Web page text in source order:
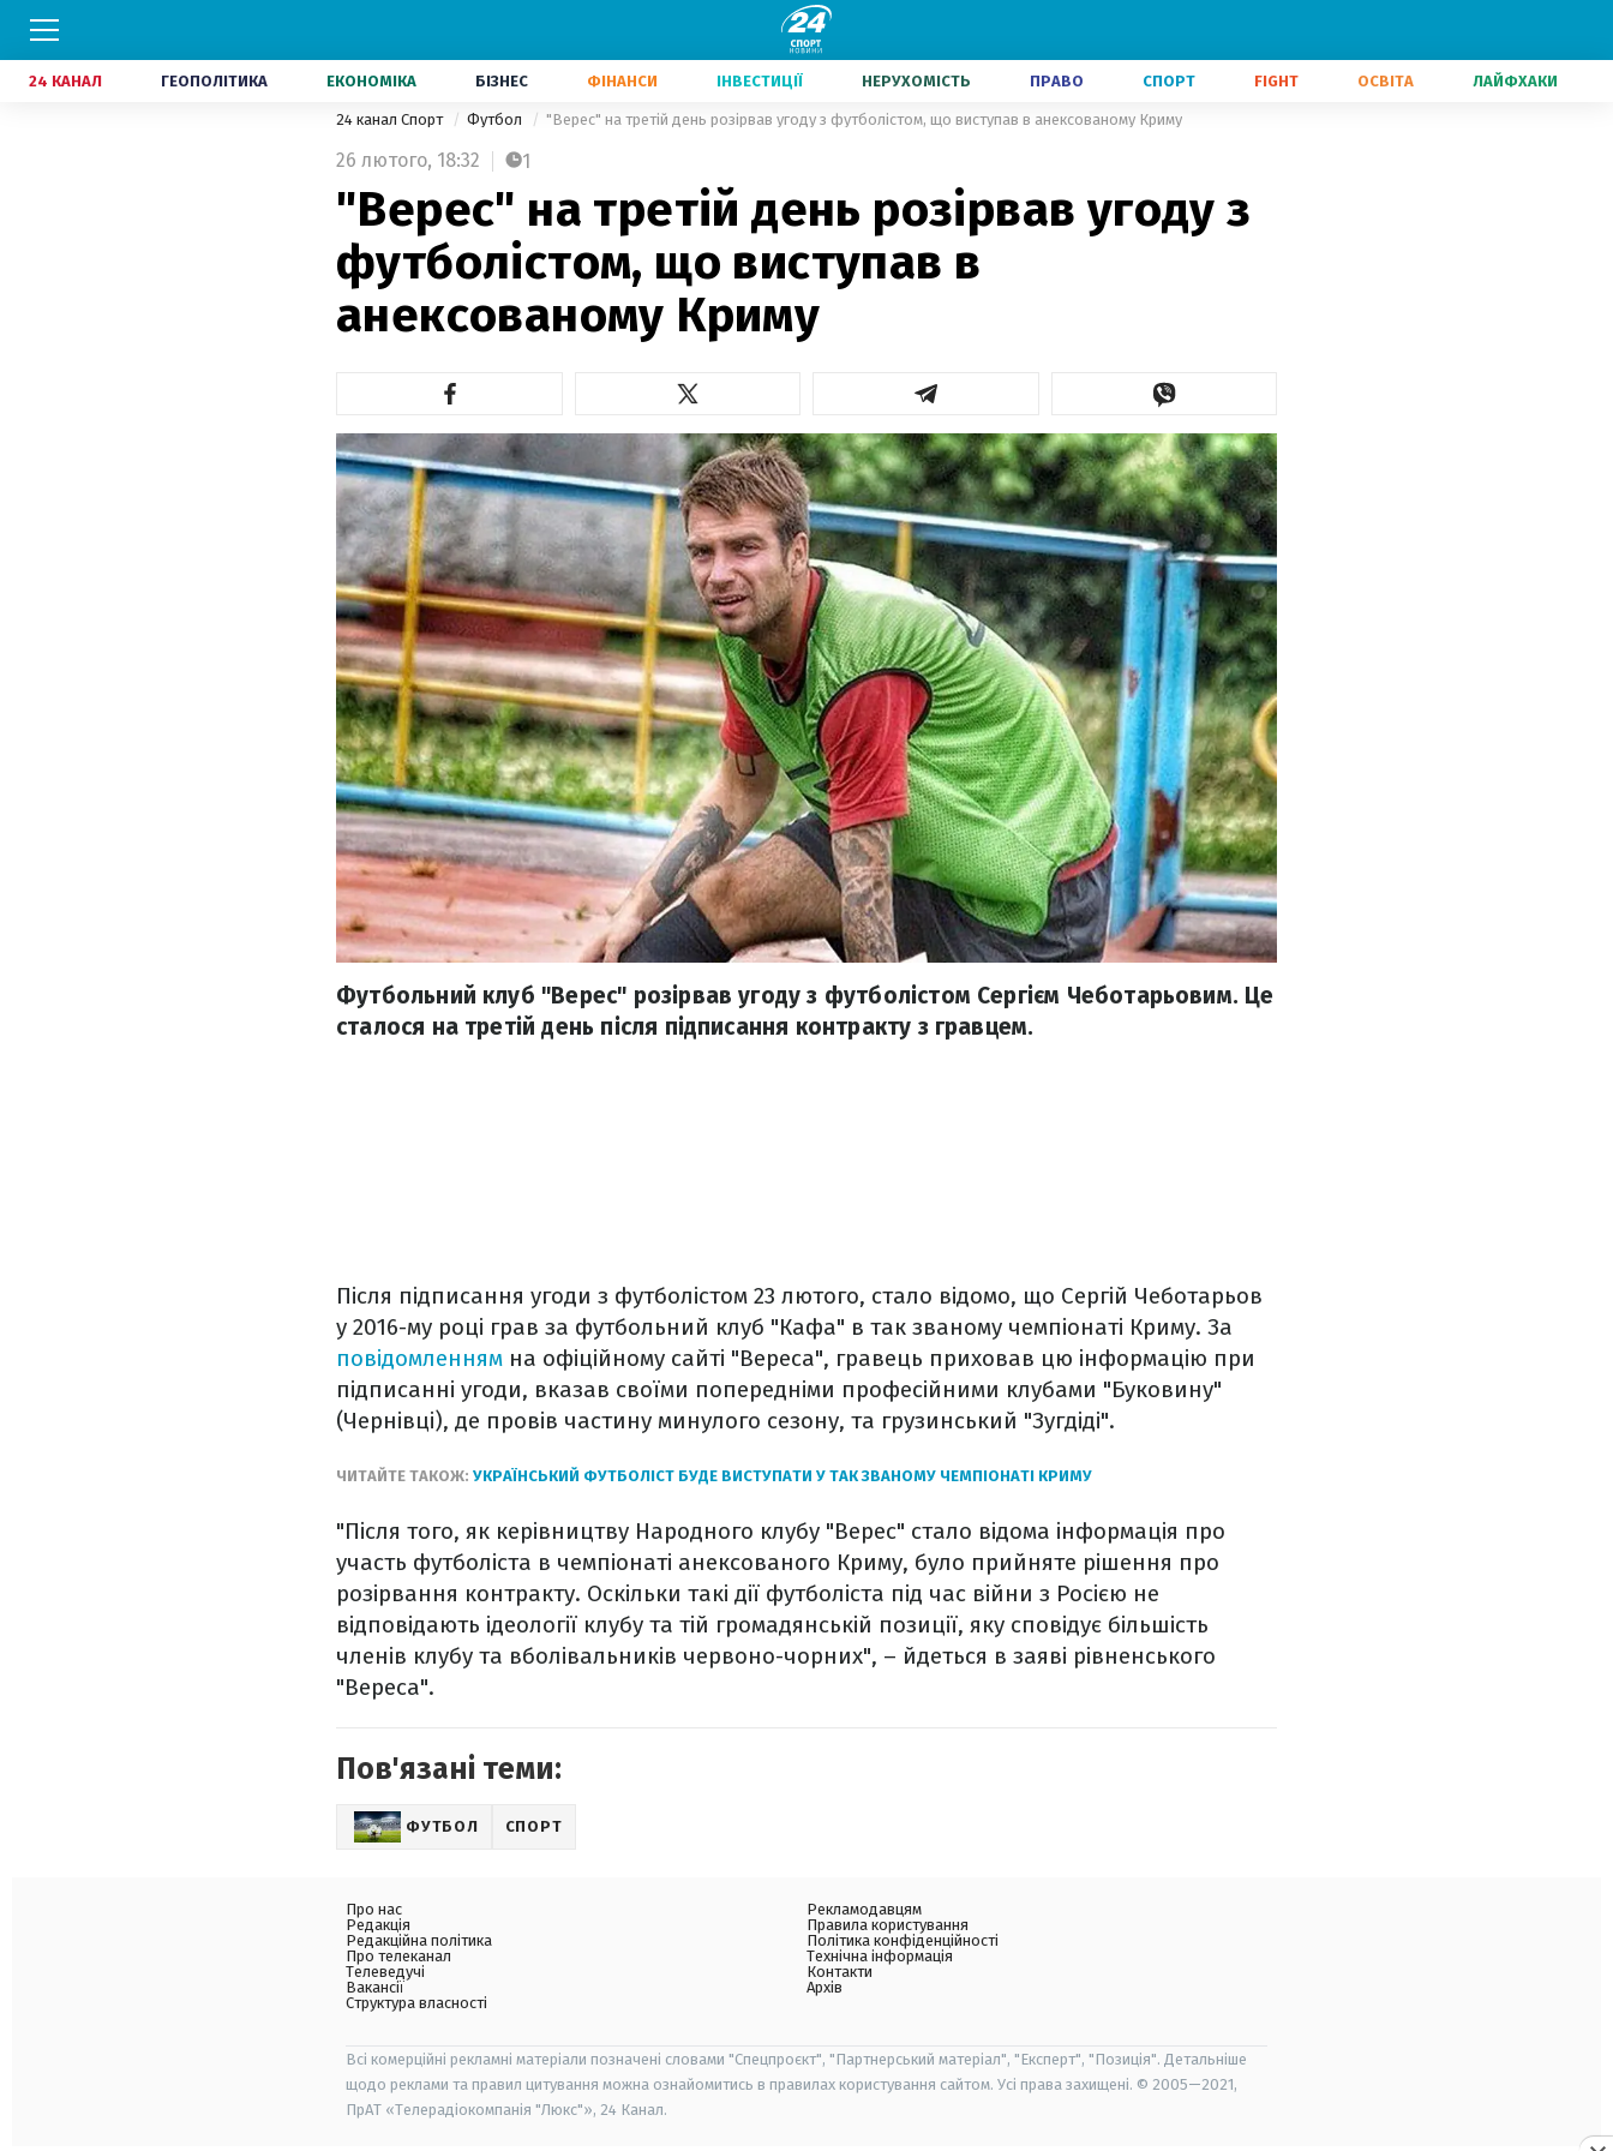
24 КАНАЛ ГЕОПОЛІТИКА ЕКОНОМІКА БІЗНЕС ФІНАНСИ ІНВЕСТИЦІЇ НЕРУХОМІСТЬ ПРАВО СПОРТ FIGHT ОСВІТА ЛАЙФХАКИ
24 канал Спорт Футбол "Верес" на третій день розірвав угоду з футболістом, що виступав в анексованому Криму
26 лютого, 18:32 1
"Верес" на третій день розірвав угоду з
футболістом, що виступав в
анексованому Криму
Футбольний клуб "Верес" розірвав угоду з футболістом Сергієм Чеботарьовим. Це
сталося на третій день після підписання контракту з гравцем.
Після підписання угоди з футболістом 23 лютого, стало відомо, що Сергій Чеботарьов
у 2016-му році грав за футбольний клуб "Кафа" в так званому чемпіонаті Криму. За
повідомленням на офіційному сайті "Вереса", гравець приховав цю інформацію при
підписанні угоди, вказав своїми попередніми професійними клубами "Буковину"
(Чернівці), де провів частину минулого сезону, та грузинський "Зугдіді".
ЧИТАЙТЕ ТАКОЖ: УКРАЇНСЬКИЙ ФУТБОЛІСТ БУДЕ ВИСТУПАТИ У ТАК ЗВАНОМУ ЧЕМПІОНАТІ КРИМУ
"Після того, як керівництву Народного клубу "Верес" стало відома інформація про
участь футболіста в чемпіонаті анексованого Криму, було прийняте рішення про
розірвання контракту. Оскільки такі дії футболіста під час війни з Росією не
відповідають ідеології клубу та тій громадянській позиції, яку сповідує більшість
членів клубу та вболівальників червоно-чорних", – йдеться в заяві рівненського
"Вереса".
Пов'язані теми:
ФУТБОЛ СПОРТ
Про нас
Редакція
Редакційна політика
Про телеканал
Телеведучі
Вакансії
Структура власності
Рекламодавцям
Правила користування
Політика конфіденційності
Технічна інформація
Контакти
Архів
Всі комерційні рекламні матеріали позначені словами "Спецпроєкт", "Партнерський матеріал", "Експерт", "Позиція". Детальніше
щодо реклами та правил цитування можна ознайомитись в правилах користування сайтом. Усі права захищені. © 2005—2021,
ПрАТ «Телерадіокомпанія "Люкс"», 24 Канал.